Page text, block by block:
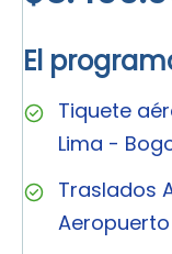
El
Tiquete
Lima -
Traslados
Aeropuerto